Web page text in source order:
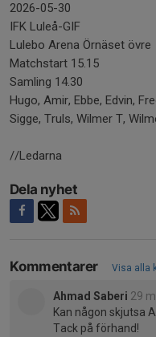
2026-05-30
IFK Luleå-GIF
Lulebo Arena Örnäset övre
Matchstart 15.15
Samling 14.30
Hugo, Amir, Ebbe, Edvin,
Sigge, Truls, Wilmer T,
//Ledarna
Dela nyhet
Kommentarer Visa alla
Ahmad Saberi 29
Kan någon skjutsa
Tack på förhand!